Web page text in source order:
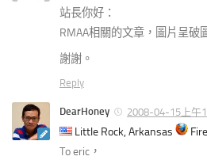
站長你好：
RMAA相關的文章，圖片呈破
謝謝。
Reply
DearHoney 2008-04-15上午
Little Rock, Arkansas
To eric，